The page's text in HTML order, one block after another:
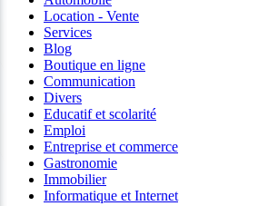
Location - Vente
Services
Blog
Boutique en ligne
Communication
Divers
Educatif et scolarité
Emploi
Entreprise et commerce
Gastronomie
Immobilier
Informatique et Internet